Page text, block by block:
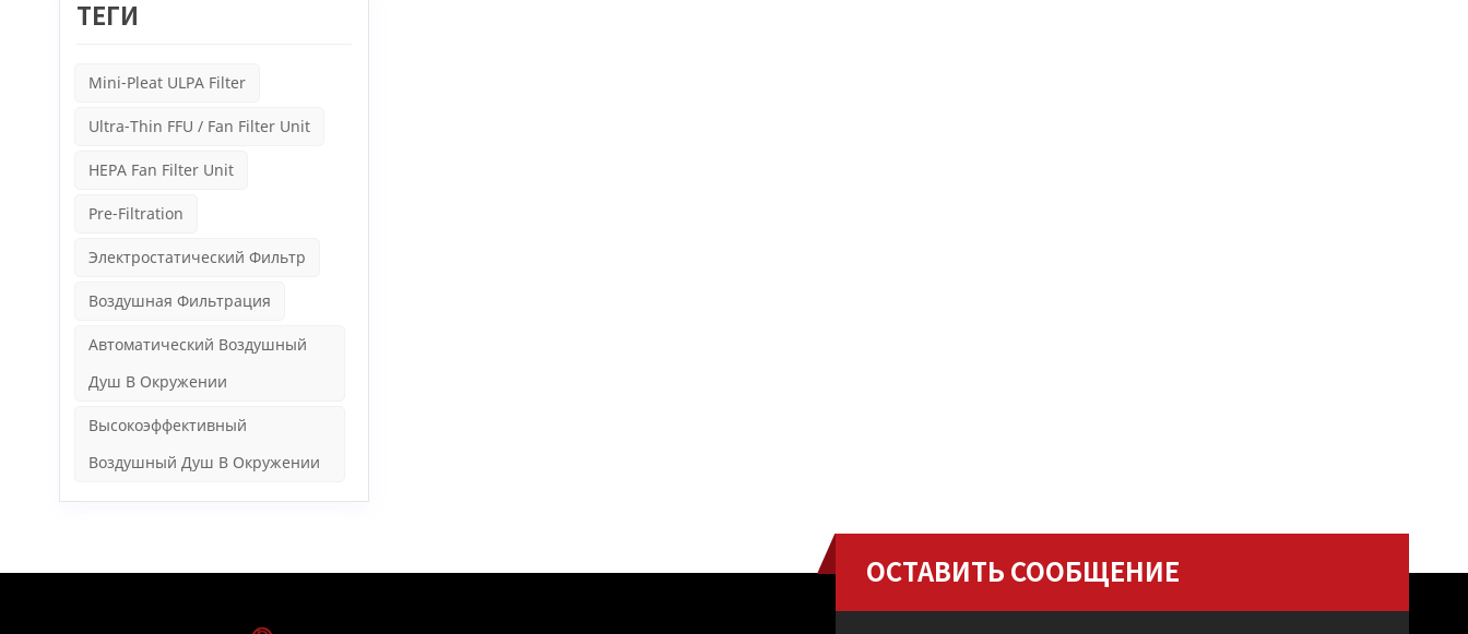
ТЕГИ
Mini-Pleat ULPA Filter
Ultra-Thin FFU / Fan Filter Unit
HEPA Fan Filter Unit
Pre-Filtration
Электростатический Фильтр
Воздушная Фильтрация
Автоматический Воздушный
Душ В Окружении
Высокоэффективный
Воздушный Душ В Окружении
ОСТАВИТЬ СООБЩЕНИЕ